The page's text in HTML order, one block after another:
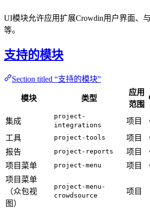
UI模块允许应用扩展Crowdin用户界面、
等。
支持的模块
Section titled “支持的模块”
模块 类型
应用
范围
集成
project-
integrations
项目
工具 project-tools 项目
报告
project-reports 项目
项目菜单
project-menu 项目
项目菜单
（众包视
图）
project-menu-
crowdsource
项目